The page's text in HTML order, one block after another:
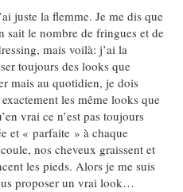
juste la flemme. Je me dis que
sait le nombre de fringues et de
mais voilà: j’ai la
toujours des looks que
mais au quotidien, je dois
les même looks que
vrai ce n’est pas toujours
et « parfaite » à chaque
nos cheveux graissent et
les pieds. Alors je me suis
proposer un vrai look…